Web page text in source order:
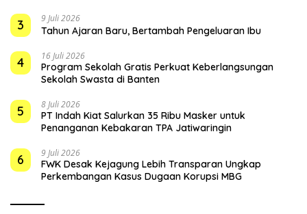
3 9 Juli 2026
Tahun Ajaran Baru, Bertambah Pengeluaran Ibu
4 16 Juli 2026
Program Sekolah Gratis Perkuat Keberlangsungan
Sekolah Swasta di Banten
5 8 Juli 2026
PT Indah Kiat Salurkan 35 Ribu Masker untuk
Penanganan Kebakaran TPA Jatiwaringin
6 9 Juli 2026
FWK Desak Kejagung Lebih Transparan Ungkap
Perkembangan Kasus Dugaan Korupsi MBG